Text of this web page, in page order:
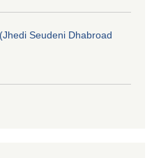
Seudeni Dhabroad